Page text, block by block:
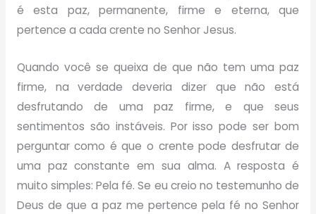
é esta paz, permanente, firme e eterna, que
pertence a cada crente no Senhor Jesus.
Quando você se queixa de que não tem uma paz
firme, na verdade deveria dizer que não está
desfrutando de uma paz firme, e que seus
sentimentos são instáveis. Por isso pode ser bom
perguntar como é que o crente pode desfrutar de
uma paz constante em sua alma. A resposta é
muito simples: Pela fé. Se eu creio no testemunho de
Deus de que a paz me pertence pela fé no Senhor